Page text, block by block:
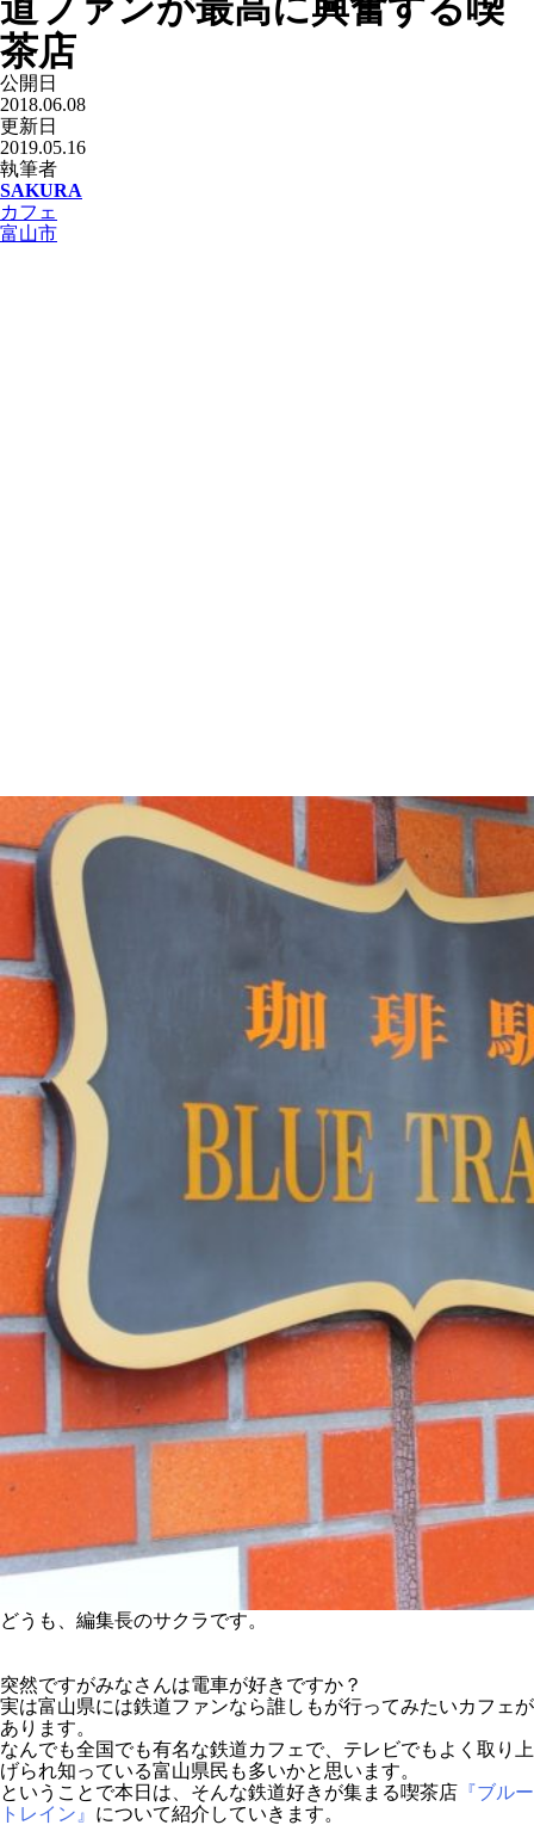
茶店
公開日
2018.06.08
更新日
2019.05.16
執筆者
SAKURA
カフェ
富山市
どうも、編集長のサクラです。
突然ですがみなさんは電車が好きですか？
実は富山県には鉄道ファンなら誰しもが行ってみたいカフェが
あります。
なんでも全国でも有名な鉄道カフェで、テレビでもよく取り上
げられ知っている富山県民も多いかと思います。
ということで本日は、そんな鉄道好きが集まる喫茶店 『ブルー
トレイン』 について紹介していきます。